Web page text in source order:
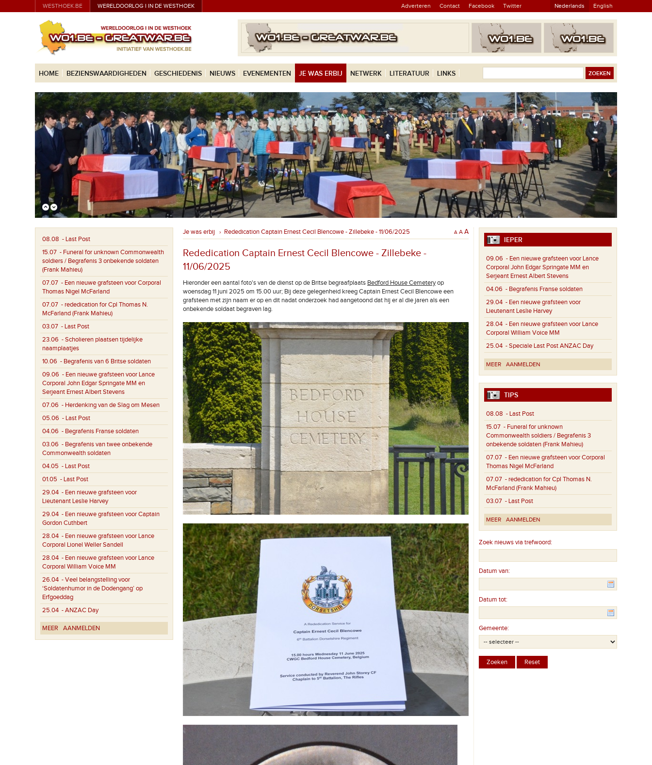
WESTHOEK.BE WERELDOORLOG I IN DE WESTHOEK Adverteren Contact Facebook Twitter Nederlands English
HOME BEZIENSWAARDIGHEDEN GESCHIEDENIS NIEUWS EVENEMENTEN JE WAS ERBIJ NETWERK LITERATUUR LINKS
08.08 - Last Post
15.07 - Funeral for unknown Commonwealth
soldiers / Begrafenis 3 onbekende soldaten
(Frank Mahieu)
07.07 - Een nieuwe grafsteen voor Corporal
Thomas Nigel McFarland
07.07 - rededication for Cpl Thomas N.
McFarland (Frank Mahieu)
03.07 - Last Post
23.06 - Scholieren plaatsen tijdelijke
naamplaatjes
10.06 - Begrafenis van 6 Britse soldaten
09.06 - Een nieuwe grafsteen voor Lance
Corporal John Edgar Springate MM en
Serjeant Ernest Albert Stevens
07.06 - Herdenking van de Slag om Mesen
05.06 - Last Post
04.06 - Begrafenis Franse soldaten
03.06 - Begrafenis van twee onbekende
Commonwealth soldaten
04.05 - Last Post
01.05 - Last Post
29.04 - Een nieuwe grafsteen voor
Lieutenant Leslie Harvey
29.04 - Een nieuwe grafsteen voor Captain
Gordon Cuthbert
28.04 - Een nieuwe grafsteen voor Lance
Corporal Lionel Weller Sandell
28.04 - Een nieuwe grafsteen voor Lance
Corporal William Voice MM
26.04 - Veel belangstelling voor
‘Soldatenhumor in de Dodengang’ op
Erfgoeddag
25.04 - ANZAC Day
MEER AANMELDEN
Je was erbij › Rededication Captain Ernest Cecil Blencowe - Zillebeke - 11/06/2025 A A A
Rededication Captain Ernest Cecil Blencowe - Zillebeke -
11/06/2025
Hieronder een aantal foto's van de dienst op de Britse begraafplaats Bedford House Cemeteryop
woensdag 11 juni 2025 om 15.00 uur; Bij deze gelegenheid kreeg Captain Ernest Cecil Blencowe een
grafsteen met zijn naam er op en dit nadat onderzoek had aangetoond dat hij er al die jaren als een
onbekende soldaat begraven lag.
IEPER
09.06 - Een nieuwe grafsteen voor Lance
Corporal John Edgar Springate MM en
Serjeant Ernest Albert Stevens
04.06 - Begrafenis Franse soldaten
29.04 - Een nieuwe grafsteen voor
Lieutenant Leslie Harvey
28.04 - Een nieuwe grafsteen voor Lance
Corporal William Voice MM
25.04 - Speciale Last Post ANZAC Day
MEER AANMELDEN
TIPS
08.08 - Last Post
15.07 - Funeral for unknown
Commonwealth soldiers / Begrafenis 3
onbekende soldaten (Frank Mahieu)
07.07 - Een nieuwe grafsteen voor Corporal
Thomas Nigel McFarland
07.07 - rededication for Cpl Thomas N.
McFarland (Frank Mahieu)
03.07 - Last Post
MEER AANMELDEN
Zoek nieuws via trefwoord:
Datum van:
Datum tot:
Gemeente: